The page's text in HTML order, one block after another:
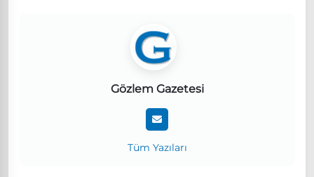
Gözlem Gazetesi
Tüm Yazıları